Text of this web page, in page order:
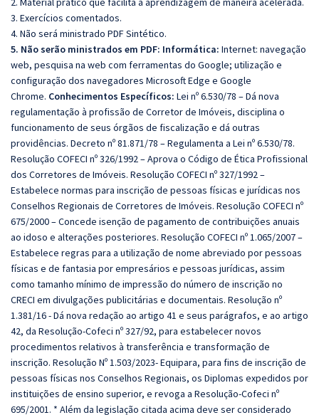
3. Exercícios comentados.
4. Não será ministrado PDF Sintético.
5. Não serão ministrados em PDF: Informática: Internet: navegação
web, pesquisa na web com ferramentas do Google; utilização e
configuração dos navegadores Microsoft Edge e Google
Chrome. Conhecimentos Específicos: Lei nº 6.530/78 – Dá nova
regulamentação à profissão de Corretor de Imóveis, disciplina o
funcionamento de seus órgãos de fiscalização e dá outras
providências. Decreto nº 81.871/78 – Regulamenta a Lei nº 6.530/78.
Resolução COFECI nº 326/1992 – Aprova o Código de Ética Profissional
dos Corretores de Imóveis. Resolução COFECI nº 327/1992 –
Estabelece normas para inscrição de pessoas físicas e jurídicas nos
Conselhos Regionais de Corretores de Imóveis. Resolução COFECI nº
675/2000 – Concede isenção de pagamento de contribuições anuais
ao idoso e alterações posteriores. Resolução COFECI nº 1.065/2007 –
Estabelece regras para a utilização de nome abreviado por pessoas
físicas e de fantasia por empresários e pessoas jurídicas, assim
como tamanho mínimo de impressão do número de inscrição no
CRECI em divulgações publicitárias e documentais. Resolução nº
1.381/16 - Dá nova redação ao artigo 41 e seus parágrafos, e ao artigo
42, da Resolução-Cofeci nº 327/92, para estabelecer novos
procedimentos relativos à transferência e transformação de
inscrição. Resolução Nº 1.503/2023- Equipara, para fins de inscrição de
pessoas físicas nos Conselhos Regionais, os Diplomas expedidos por
instituições de ensino superior, e revoga a Resolução-Cofeci nº
695/2001. * Além da legislação citada acima deve ser considerado